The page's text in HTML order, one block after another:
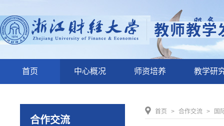
首页 中心概况 师资培养 教学研
合作交流
首页 > 合作交流 > 国